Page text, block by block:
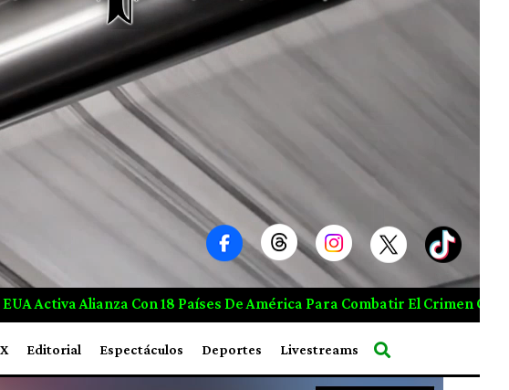
Combatir El Crimen Organizado Rubio Acelera La Expectativa
Editorial Espectáculos Deportes Livestreams